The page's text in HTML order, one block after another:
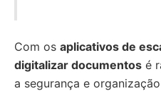
Com os aplicativos de
digitalizar documentos é
a segurança e